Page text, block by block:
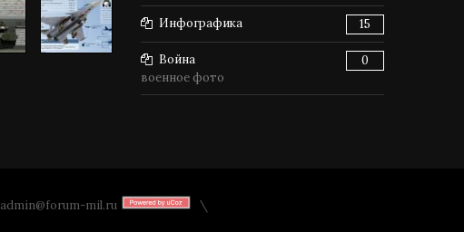
Инфографика 15
Война
0
военное фото
admin@forum-mil.ru